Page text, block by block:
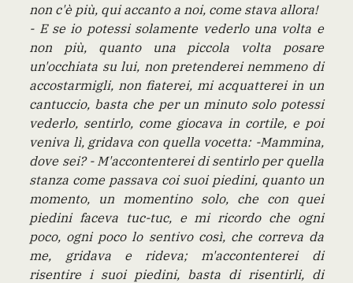
non c'è più, qui accanto a noi, come stava allora!
- E se io potessi solamente vederlo una volta e
non più, quanto una piccola volta posare
un'occhiata su lui, non pretenderei nemmeno di
accostarmigli, non fiaterei, mi acquatterei in un
cantuccio, basta che per un minuto solo potessi
vederlo, sentirlo, come giocava in cortile, e poi
veniva lì, gridava con quella vocetta: -Mammina,
dove sei? - M'accontenterei di sentirlo per quella
stanza come passava coi suoi piedini, quanto un
momento, un momentino solo, che con quei
piedini faceva tuc-tuc, e mi ricordo che ogni
poco, ogni poco lo sentivo così, che correva da
me, gridava e rideva; m'accontenterei di
risentire i suoi piedini, basta di risentirli, di